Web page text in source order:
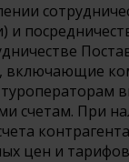
и
включающие
счетам. При
цен и